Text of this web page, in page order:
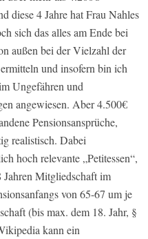
diese 4 Jahre hat Frau Nahles
sich das alles am Ende bei
außen bei der Vielzahl der
und insofern bin ich
Ungefähren und
angewiesen. Aber 4.500€
Pensionsansprüche,
realistisch. Dabei
hoch relevante „Petitessen“,
Mitgliedschaft im
von 65-67 um je
(bis max. dem 18. Jahr, §
kann ein